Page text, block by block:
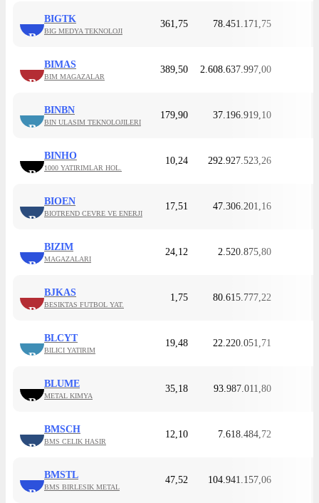
B
BIGTK
BIG MEDYA TEKNOLOJI
361,75 78.451.171,75
B
BIMAS
BIM MAGAZALAR
389,50 2.608.637.997,00
B
BINBN
BIN ULASIM TEKNOLOJILERI
179,90 37.196.919,10
B
BINHO
1000 YATIRIMLAR HOL.
10,24 292.927.523,26
B
BIOEN
BIOTREND CEVRE VE ENERJI
17,51 47.306.201,16
B
BIZIM
MAGAZALARI
24,12 2.520.875,80
B
BJKAS
BESIKTAS FUTBOL YAT.
1,75 80.615.777,22
B
BLCYT
BILICI YATIRIM
19,48 22.220.051,71
B
BLUME
METAL KIMYA
35,18 93.987.011,80
B
BMSCH
BMS CELIK HASIR
12,10 7.618.484,72
B
BMSTL
BMS BIRLESIK METAL
47,52 104.941.157,06